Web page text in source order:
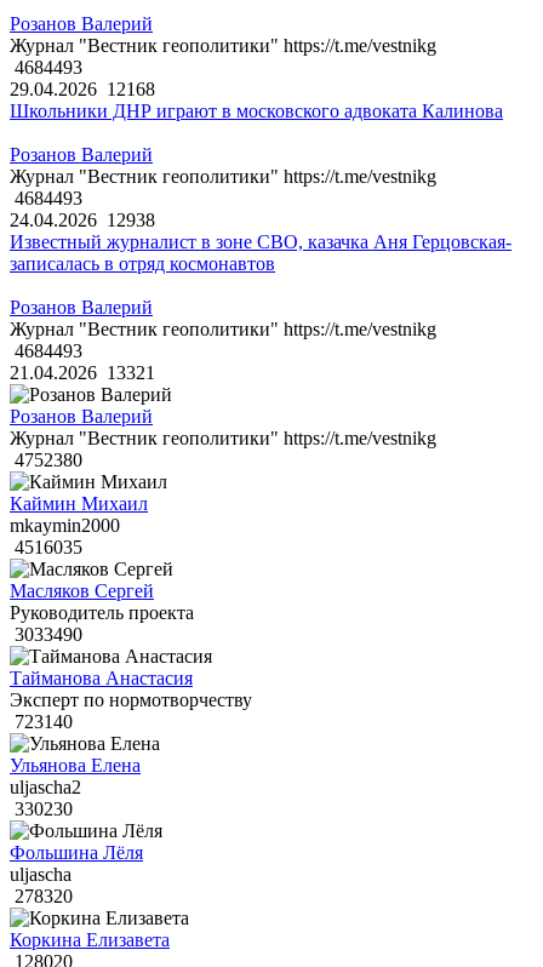
Розанов Валерий
Журнал "Вестник геополитики" https://t.me/vestnikg
4684493
29.04.2026 12168
Школьники ДНР играют в московского адвоката Калинова
Розанов Валерий
Журнал "Вестник геополитики" https://t.me/vestnikg
4684493
24.04.2026 12938
Известный журналист в зоне СВО, казачка Аня Герцовская-
записалась в отряд космонавтов
Розанов Валерий
Журнал "Вестник геополитики" https://t.me/vestnikg
4684493
21.04.2026 13321
Розанов Валерий
Журнал "Вестник геополитики" https://t.me/vestnikg
4752380
Каймин Михаил
mkaymin2000
4516035
Масляков Сергей
Руководитель проекта
3033490
Тайманова Анастасия
Эксперт по нормотворчеству
723140
Ульянова Елена
uljascha2
330230
Фольшина Лёля
uljascha
278320
Коркина Елизавета
128020